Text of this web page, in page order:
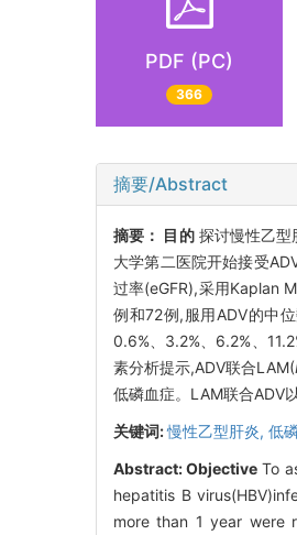
PDF (PC)
366
摘要/Abstract
摘要： 目的探讨慢性乙型
大学第二医院开始接受
过率(eGFR),采用Kaplan
例和72例,服用ADV的中
0.6%、3.2%、6.2%、
素分析提示,ADV联合LAM(
低磷血症。LAM联合ADV
关键词:慢性乙型肝炎, 低
Abstract:Objective To
hepatitis B
more than 1 year were